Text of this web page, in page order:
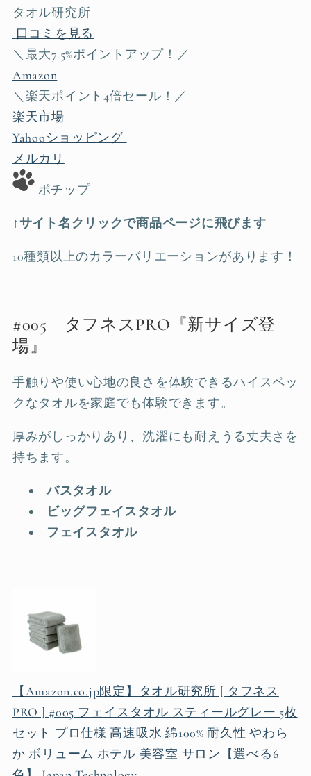
タオル研究所
口コミを見る
＼最大7.5%ポイントアップ！／
Amazon
＼楽天ポイント4倍セール！／
楽天市場
Yahooショッピング
メルカリ
ポチップ
↑サイト名クリックで商品ページに飛びます
10種類以上のカラーバリエーションがあります！
#005 タフネスPRO『新サイズ登
場』
手触りや使い心地の良さを体験できるハイスペッ
クなタオルを家庭でも体験できます。
厚みがしっかりあり、洗濯にも耐えうる丈夫さを
持ちます。
バスタオル
ビッグフェイスタオル
フェイスタオル
【Amazon.co.jp限定】タオル研究所 [ タフネス
PRO ] #005 フェイスタオル スティールグレー 5枚
セット プロ仕様 高速吸水 綿100% 耐久性 やわら
か ボリューム ホテル 美容室 サロン【選べる6